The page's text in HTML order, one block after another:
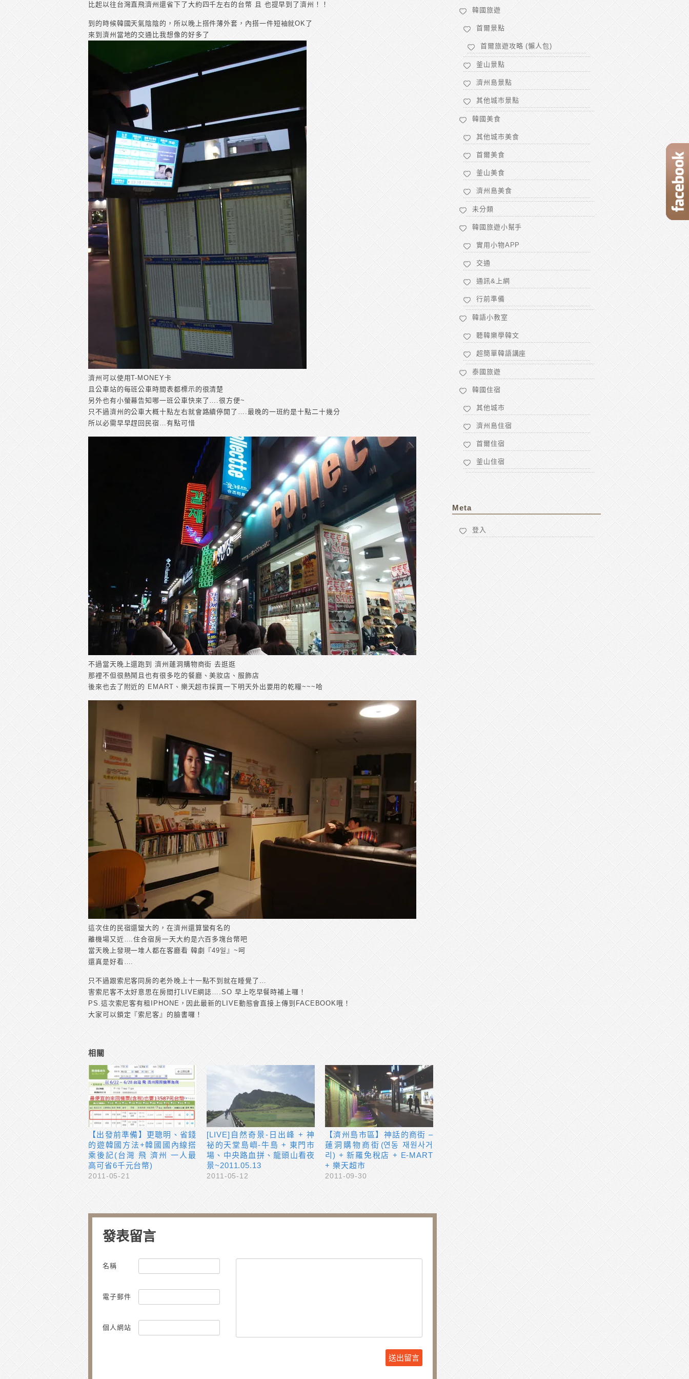
比起以往台灣直飛濟州還省下了大約四千左右的台幣 且 也提早到了濟州！！
到的時候韓國天氣陰陰的，所以晚上搭件薄外套，內搭一件短袖就OK了
來到濟州當地的交通比我想像的好多了
濟州可以使用T-MONEY卡
且公車站的每班公車時間表都標示的很清楚
另外也有小螢幕告知哪一班公車快來了….很方便~
只不過濟州的公車大概十點左右就會路續停開了….最晚的一班約是十點二十幾分
所以必需早早趕回民宿…有點可惜
不過當天晚上還跑到 濟州蓮洞購物商街 去逛逛
那裡不但很熱鬧且也有很多吃的餐廳、美妝店、服飾店
後來也去了附近的 EMART、樂天超市採買一下明天外出要用的乾糧~~~哈
這次住的民宿還蠻大的，在濟州還算蠻有名的
離機場又近….住合宿房一天大約是六百多塊台幣吧
當天晚上發現一堆人都在客廳看 韓劇『49일』~呵
還真是好看….
只不過跟索尼客同房的老外晚上十一點不到就在睡覺了…
害索尼客不太好意思在房間打LIVE網誌….SO 早上吃早餐時補上囉！
PS.這次索尼客有租IPHONE，因此最新的LIVE動態會直接上傳到FACEBOOK哦！
大家可以鎖定『索尼客』的臉書囉！
相關
【出發前準備】更聰明、省錢
的遊韓國方法+韓國國內線搭
乘後記(台灣 飛 濟州 一人最
高可省6千元台幣)
2011-05-21
[LIVE]自然奇景-日出峰 + 神
祕的天堂島嶼-牛島 + 東門市
場、中央路血拼、龍頭山看夜
景~2011.05.13
2011-05-12
【濟州島市區】神話的商街 –
蓮洞購物商街(연동 재원사거
리) + 新羅免稅店 + E-MART
+ 樂天超市
2011-09-30
發表留言
名稱
電子郵件
個人網站
韓國旅遊
首爾景點
首爾旅遊攻略 (懶人包)
釜山景點
濟州島景點
其他城市景點
韓國美食
其他城市美食
首爾美食
釜山美食
濟州島美食
未分類
韓國旅遊小幫手
實用小物APP
交通
通訊&上網
行前準備
韓語小教室
聽韓樂學韓文
超簡單韓語講座
泰國旅遊
韓國住宿
其他城市
濟州島住宿
首爾住宿
釜山住宿
Meta
登入